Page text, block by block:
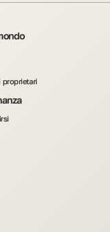
proprietari